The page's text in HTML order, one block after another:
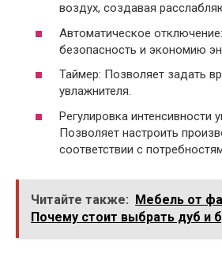
воздух, создавая
Автоматическое
безопасность и экономию
Таймер: Позволяет задать
увлажнителя.
Регулировка интенсивности
Позволяет настроить
соответствии с
Читайте также: Мебель от
Почему стоит выбрать дуб и